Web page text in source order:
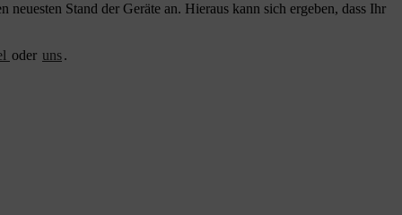
Stand der Geräte an. Hieraus kann sich ergeben, dass Ihr
oder uns.